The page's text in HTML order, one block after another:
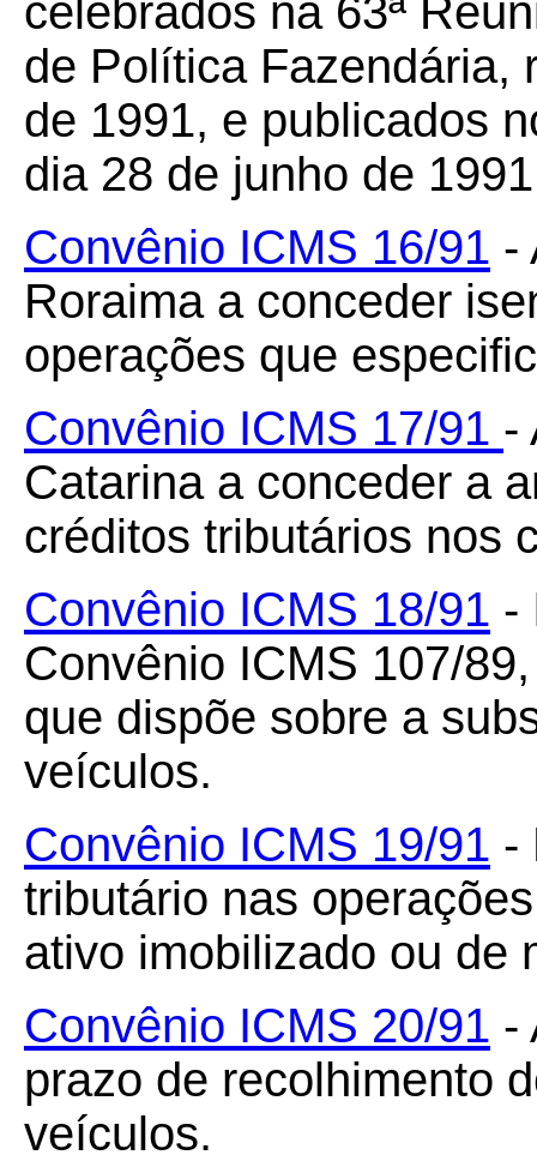
celebrados na 63ª
de Política Fazendária,
de 1991, e publicados
dia 28 de junho de
Convênio ICMS 16/91 -
Roraima a conceder
operações que
Convênio ICMS 17/91 -
Catarina a conceder a
créditos tributários nos
Convênio ICMS 18/91 -
Convênio ICMS 107/
que dispõe sobre a
veículos.
Convênio ICMS 19/91 -
tributário nas
ativo imobilizado ou de
Convênio ICMS 20/91 -
prazo de recolhimento
veículos.